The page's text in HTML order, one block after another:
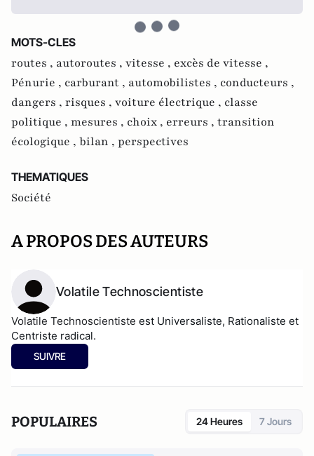
MOTS-CLES
routes , autoroutes , vitesse , excès de vitesse ,
Pénurie , carburant , automobilistes , conducteurs ,
dangers , risques , voiture électrique , classe
politique , mesures , choix , erreurs , transition
écologique , bilan , perspectives
THEMATIQUES
Société
A PROPOS DES AUTEURS
Volatile Technoscientiste
Volatile Technoscientiste est Universaliste, Rationaliste et
Centriste radical.
SUIVRE
POPULAIRES 24 Heures 7 Jours